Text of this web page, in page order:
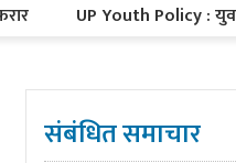
UP Youth Policy : युवाओं की
संबंधित समाचार